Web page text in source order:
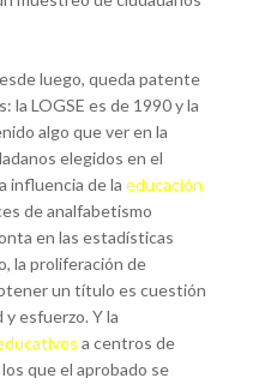
luego, queda patente
la LOGSE es de 1990 y la
algo que ver en la
elegidos en el
influencia de la educación
de analfabetismo
en las estadísticas
la proliferación de
un título es cuestión
y esfuerzo. Y la
a centros de
que el aprobado se